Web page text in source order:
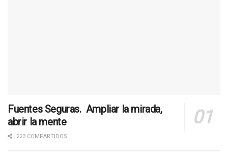
Fuentes Seguras. Ampliar la mirada,
abrir la mente
223 COMPARTIDOS